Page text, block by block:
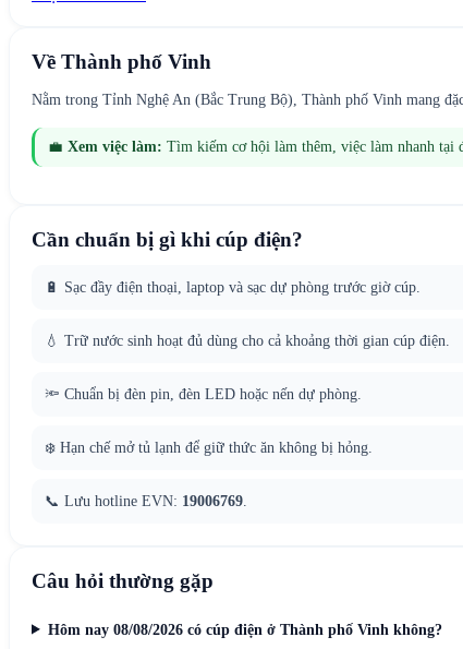
Về Thành phố Vinh
Nằm trong Tỉnh Nghệ An (Bắc Trung Bộ), Thành phố Vinh mang
💼 Xem việc làm: Tìm kiếm cơ hội làm thêm, việc làm nhanh tại
Cần chuẩn bị gì khi cúp điện?
🔋 Sạc đầy điện thoại, laptop và sạc dự phòng trước giờ cúp.
💧 Trữ nước sinh hoạt đủ dùng cho cả khoảng thời gian cúp điện.
🔦 Chuẩn bị đèn pin, đèn LED hoặc nến dự phòng.
❄️ Hạn chế mở tủ lạnh để giữ thức ăn không bị hỏng.
📞 Lưu hotline EVN: 19006769
Câu hỏi thường gặp
Hôm nay 08/08/2026 có cúp điện ở Thành phố Vinh không?